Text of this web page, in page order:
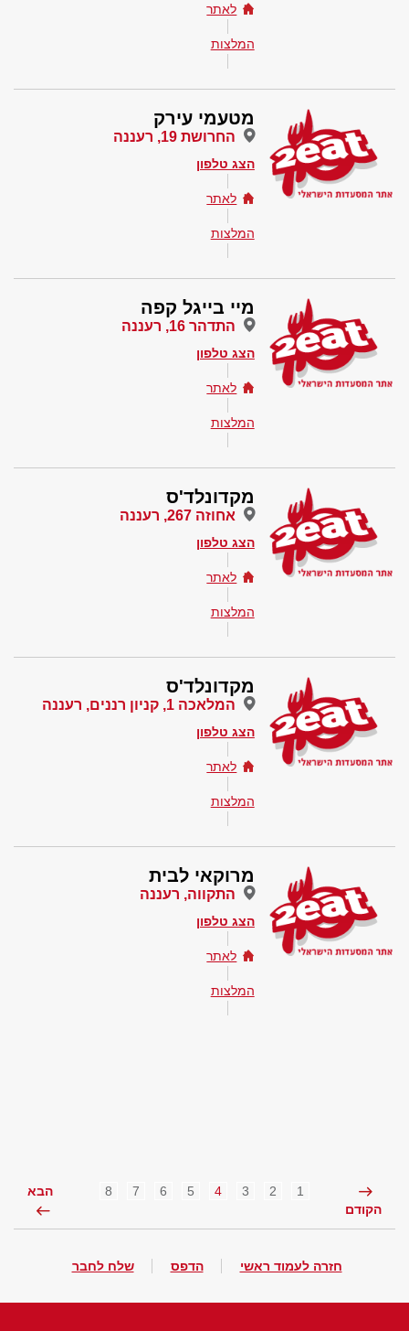
לאתר
המלצות
מטעמי עירק
החרושת 19, רעננה
הצג טלפון
לאתר
המלצות
מיי בייגל קפה
התדהר 16, רעננה
הצג טלפון
לאתר
המלצות
מקדונלד'ס
אחוזה 267, רעננה
הצג טלפון
לאתר
המלצות
מקדונלד'ס
המלאכה 1, קניון רננים, רעננה
הצג טלפון
לאתר
המלצות
מרוקאי לבית
התקווה, רעננה
הצג טלפון
לאתר
המלצות
הקודם
1
2
3
4
5
6
7
8 הבא
חזרה לעמוד ראשי הדפס שלח לחבר